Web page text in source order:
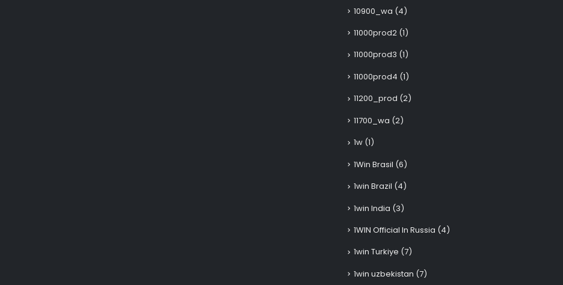
10900_wa (4)
11000prod2 (1)
11000prod3 (1)
11000prod4 (1)
11200_prod (2)
11700_wa (2)
1w (1)
1Win Brasil (6)
1win Brazil (4)
1win India (3)
1WIN Official In Russia (4)
1win Turkiye (7)
1win uzbekistan (7)